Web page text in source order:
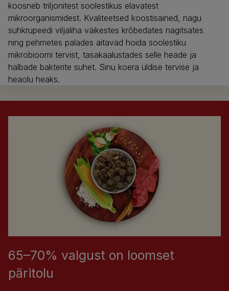
koosneb triljonitest soolestikus elavatest
mikroorganismidest. Kvaliteetsed koostisained, nagu
suhkrupeedi viljaliha väikestes krõbedates nagitsates
ning pehmetes palades aitavad hoida soolestiku
mikrobioomi tervist, tasakaalustades selle heade ja
halbade bakterite suhet. Sinu koera üldise tervise ja
heaolu heaks.
65–70% valgust on loomset
päritolu